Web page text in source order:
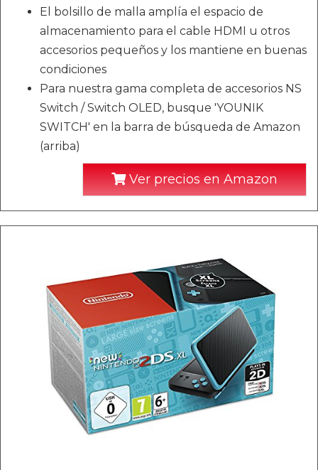
El bolsillo de malla amplía el espacio de
almacenamiento para el cable HDMI u otros
accesorios pequeños y los mantiene en buenas
condiciones
Para nuestra gama completa de accesorios NS
Switch / Switch OLED, busque 'YOUNIK
SWITCH' en la barra de búsqueda de Amazon
(arriba)
Ver precios en Amazon